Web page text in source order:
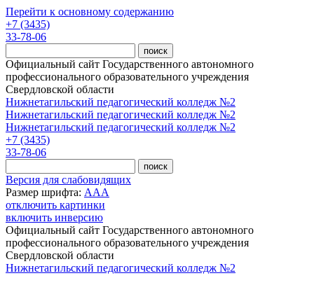
Перейти к основному содержанию
+7 (3435)
33-78-06
Официальный сайт Государственного автономного
профессионального образовательного учреждения
Свердловской области
Нижнетагильский педагогический колледж №2
Нижнетагильский педагогический колледж №2
Нижнетагильский педагогический колледж №2
+7 (3435)
33-78-06
Версия для слабовидящих
Размер шрифта: AAA
отключить картинки
включить инверсию
Официальный сайт Государственного автономного
профессионального образовательного учреждения
Свердловской области
Нижнетагильский педагогический колледж №2